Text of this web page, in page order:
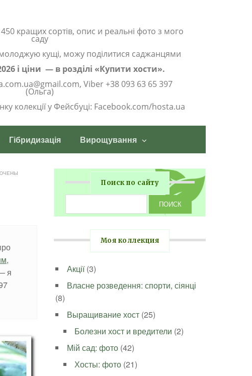
кращих сортів, опис и реальні фото з мого
саду
кущі, можу поділитися саджанцями
і ціни — в розділі «Купити хости».
Viber +38 093 63 65 397
(Ольга)
колекції у Фейсбуці: Facebook.com/hosta.ua
Гібридизація Вирощування
,
я
Поиск по сайту
Моя коллекция
Акції(3)
Власне розведення: спорти, сіянці
(8)
Выращивание хост (25)
Болезни хост и вредители (2)
Мій сад: фото (42)
Хосты: фото (21)